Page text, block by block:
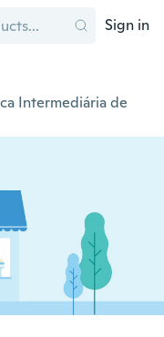
Sign in
Intermediária de